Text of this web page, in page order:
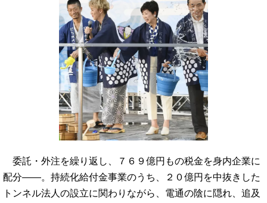
委託・外注を繰り返し、７６９億円もの税金を身内企業に
配分――。持続化給付金事業のうち、２０億円を中抜きした
トンネル法人の設立に関わりながら、電通の陰に隠れ、追及